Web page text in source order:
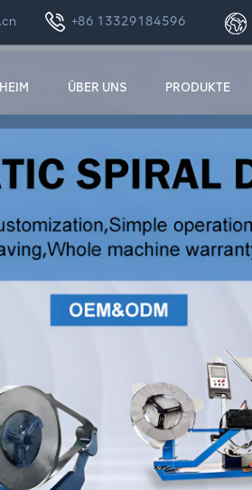
+86 13329184596
HEIM ÜBER UNS PRODUKTE